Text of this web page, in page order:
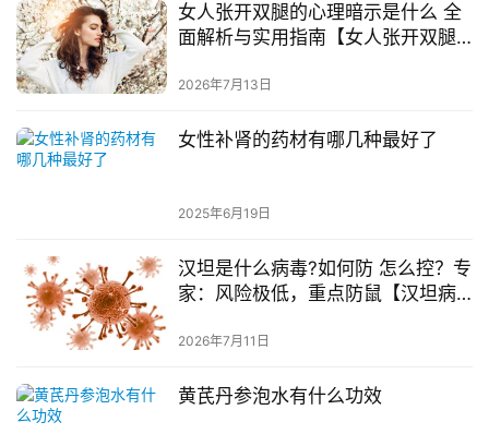
女人张开双腿的心理暗示是什么 全
面解析与实用指南【女人张开双腿
2026年7月13日
女性补肾的药材有哪几种最好了
2025年6月19日
汉坦是什么病毒?如何防 怎么控？专
家：风险极低，重点防鼠【汉坦病
2026年7月11日
黄芪丹参泡水有什么功效